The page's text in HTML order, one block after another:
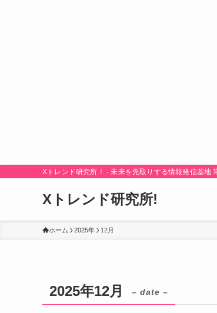
Xトレンド研究所！ - 未来を先取りする情報発信基地
Xトレンド研究所!
ホーム 2025年 12月
2025年12月 – date –